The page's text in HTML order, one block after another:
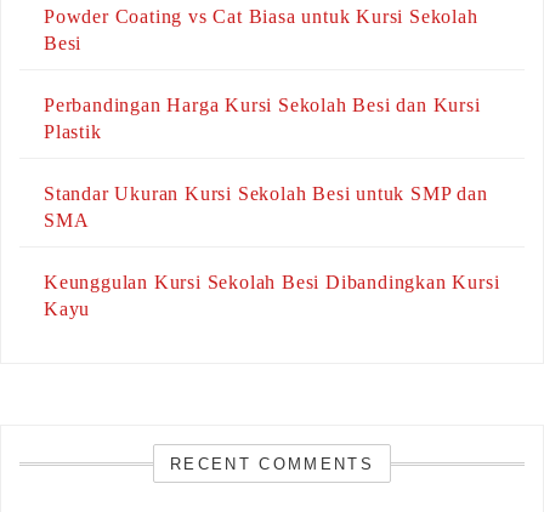
Powder Coating vs Cat Biasa untuk Kursi Sekolah
Besi
Perbandingan Harga Kursi Sekolah Besi dan Kursi
Plastik
Standar Ukuran Kursi Sekolah Besi untuk SMP dan
SMA
Keunggulan Kursi Sekolah Besi Dibandingkan Kursi
Kayu
RECENT COMMENTS